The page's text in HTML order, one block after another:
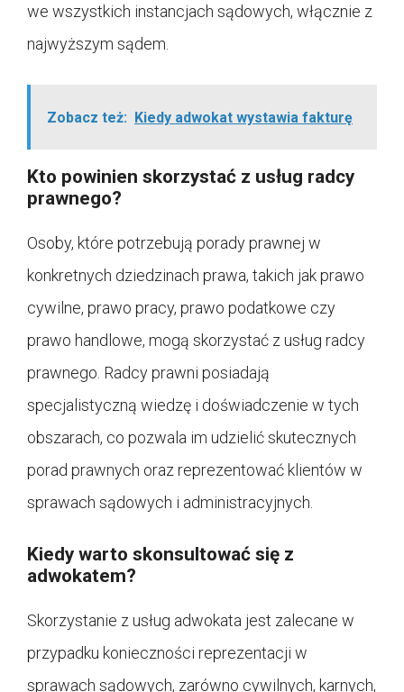
we wszystkich instancjach sądowych, włącznie z
najwyższym sądem.
Zobacz też: Kiedy adwokat wystawia fakturę
Kto powinien skorzystać z usług radcy
prawnego?
Osoby, które potrzebują porady prawnej w
konkretnych dziedzinach prawa, takich jak prawo
cywilne, prawo pracy, prawo podatkowe czy
prawo handlowe, mogą skorzystać z usług radcy
prawnego. Radcy prawni posiadają
specjalistyczną wiedzę i doświadczenie w tych
obszarach, co pozwala im udzielić skutecznych
porad prawnych oraz reprezentować klientów w
sprawach sądowych i administracyjnych.
Kiedy warto skonsultować się z
adwokatem?
Skorzystanie z usług adwokata jest zalecane w
przypadku konieczności reprezentacji w
sprawach sądowych, zarówno cywilnych, karnych,